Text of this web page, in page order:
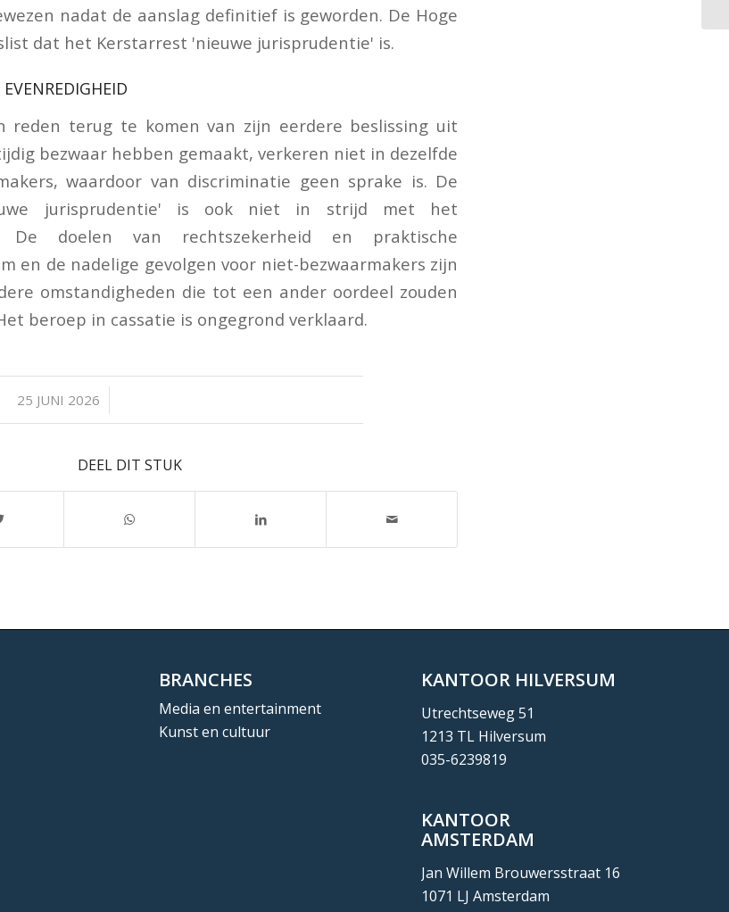
nadat de aanslag definitief is geworden. De Hoge
dat het Kerstarrest 'nieuwe jurisprudentie' is.
reden terug te komen van zijn eerdere beslissing uit
bezwaar hebben gemaakt, verkeren niet in dezelfde
waardoor van discriminatie geen sprake is. De
jurisprudentie' is ook niet in strijd met het
De doelen van rechtszekerheid en praktische
en de nadelige gevolgen voor niet-bezwaarmakers zijn
omstandigheden die tot een ander oordeel zouden
beroep in cassatie is ongegrond verklaard.
25 JUNI 2026
/
DEEL DIT STUK
BRANCHES
Media en entertainment
Kunst en cultuur
KANTOOR HILVERSUM
Utrechtseweg 51
1213 TL Hilversum
035-6239819
KANTOOR
AMSTERDAM
Jan Willem Brouwersstraat 16
1071 LJ Amsterdam